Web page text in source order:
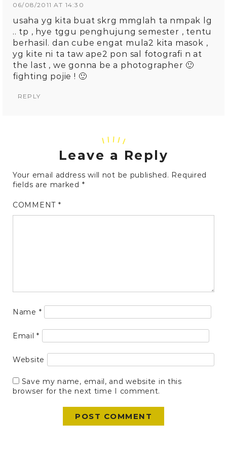
06/08/2011 AT 14:30
usaha yg kita buat skrg mmglah ta nmpak lg
.. tp , hye tggu penghujung semester , tentu
berhasil. dan cube engat mula2 kita masok ,
yg kite ni ta taw ape2 pon sal fotografi n at
the last , we gonna be a photographer 🙂
fighting pojie ! 🙂
REPLY
Leave a Reply
Your email address will not be published. Required
fields are marked *
COMMENT *
Name *
Email*
Website
Save my name, email, and website in this
browser for the next time I comment.